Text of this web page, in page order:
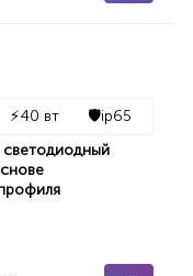
⚡40 вт 🛡️ip65